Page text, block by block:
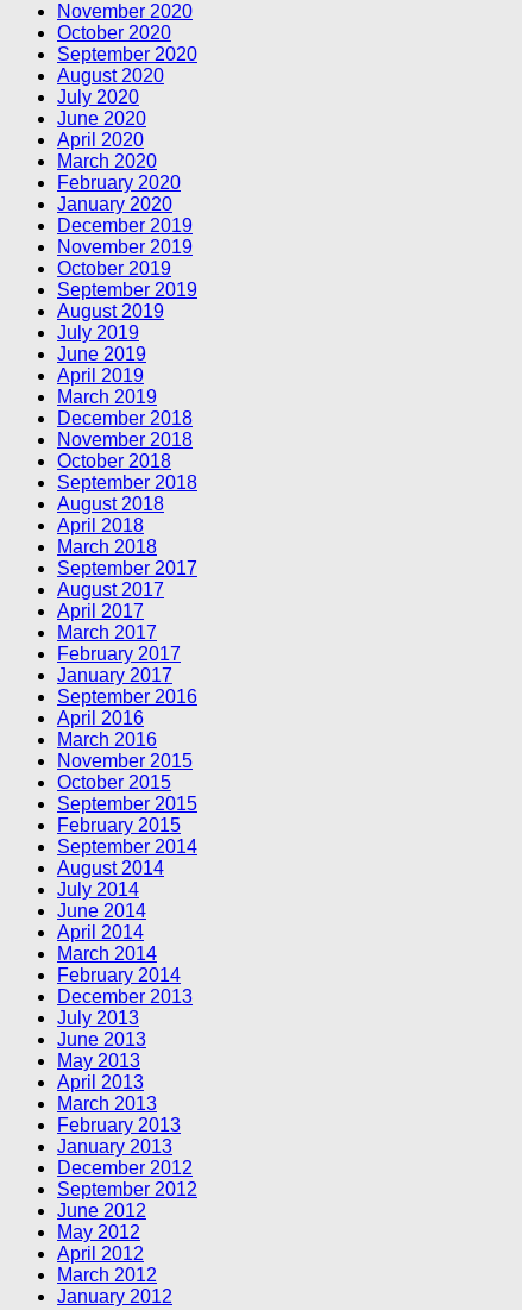
November 2020
October 2020
September 2020
August 2020
July 2020
June 2020
April 2020
March 2020
February 2020
January 2020
December 2019
November 2019
October 2019
September 2019
August 2019
July 2019
June 2019
April 2019
March 2019
December 2018
November 2018
October 2018
September 2018
August 2018
April 2018
March 2018
September 2017
August 2017
April 2017
March 2017
February 2017
January 2017
September 2016
April 2016
March 2016
November 2015
October 2015
September 2015
February 2015
September 2014
August 2014
July 2014
June 2014
April 2014
March 2014
February 2014
December 2013
July 2013
June 2013
May 2013
April 2013
March 2013
February 2013
January 2013
December 2012
September 2012
June 2012
May 2012
April 2012
March 2012
January 2012